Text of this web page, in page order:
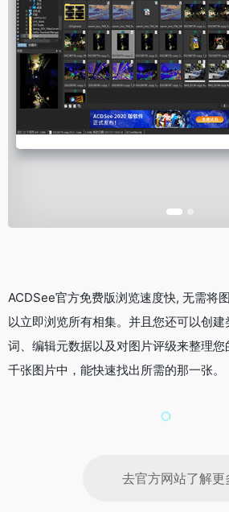
ACDSee官方免费版浏览速度快, 无需将
以立即浏览所有相集。并且您还可以创
词、编辑元数据以及对图片评级来整理
千张图片中，能快速找出所需的那一张。
去官方网站了解更